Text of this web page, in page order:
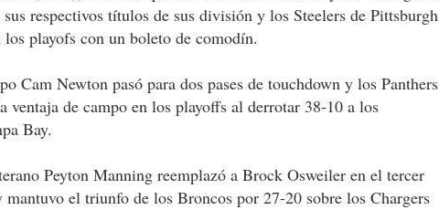
respectivos títulos de sus división y los Steelers de Pittsburgh
los playofs con un boleto de comodín.
Cam Newton pasó para dos pases de touchdown y los Panthers
ventaja de campo en los playoffs al derrotar 38-10 a los
Bay.
Peyton Manning reemplazó a Brock Osweiler en el tercer
el triunfo de los Broncos por 27-20 sobre los Chargers